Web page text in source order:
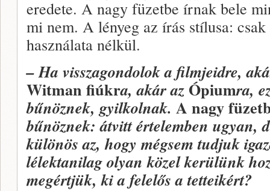
eredete. A nagy füzetbe írnak bele
mi nem. A lényeg az írás stílusa:
használata nélkül.
– Ha visszagondolok a filmjeidre,
Witman fiúkra, akár az Ópiumra,
bűnöznek, gyilkolnak. A nagy
bűnöznek: átvitt értelemben ugyan,
különös az, hogy mégsem tudjuk
lélektanilag olyan közel kerülünk
megértjük, ki a felelős a tetteikért?